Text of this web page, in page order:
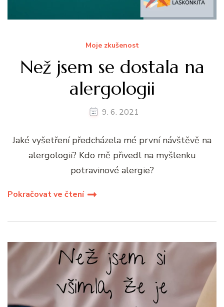
Moje zkušenost
Než jsem se dostala na
alergologii
9. 6. 2021
Jaké vyšetření předcházela mé první návštěvě na
alergologii? Kdo mě přivedl na myšlenku
potravinové alergie?
Pokračovat ve čtení